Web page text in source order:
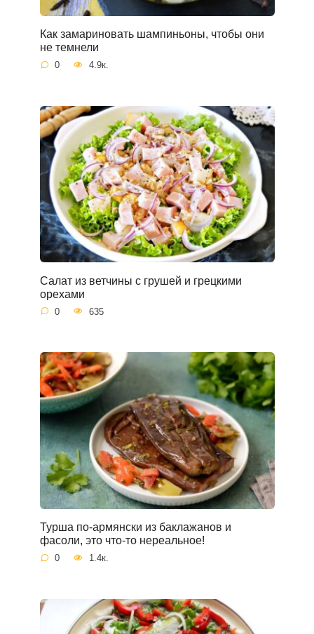
Как замариновать шампиньоны, чтобы они
не темнели
0 4.9к.
Салат из ветчины с грушей и грецкими
орехами
0 635
Турша по-армянски из баклажанов и
фасоли, это что-то нереальное!
0 1.4к.